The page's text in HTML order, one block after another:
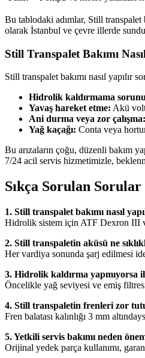
Bu tablodaki adımlar, Still transpalet
olarak İstanbul ve çevre illerde
Still Transpalet Bakımı
Still transpalet bakımı nasıl yapılır
Hidrolik kaldırmama
Yavaş hareket etme: Akü
Ani durma veya zor çalışma:
Yağ kaçağı: Conta veya
Bu arızaların çoğu, düzenli bakım
7/24 acil servis hizmetimizle,
Sıkça Sorulan Sorular
1. Still transpalet bakımı nasıl
Hidrolik sistem için ATF Dexron III
2. Still transpaletin aküsü ne
Her vardiya sonunda şarj edilmesi
3. Hidrolik kaldırma yapmıyorsa
Öncelikle yağ seviyesi ve emiş
4. Still transpaletin frenleri zor
Fren balatası kalınlığı 3 mm
5. Yetkili servis bakımı neden
Orijinal yedek parça kullanımı,